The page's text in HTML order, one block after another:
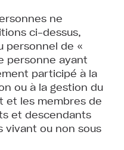
ne
ci-dessus,
personnel de «
personne ayant
participé à la
ou à la gestion du
et les membres de
et descendants
vivant ou non sous